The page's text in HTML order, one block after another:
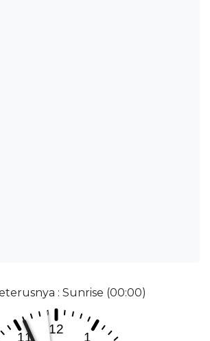
: Sunrise (00:00)